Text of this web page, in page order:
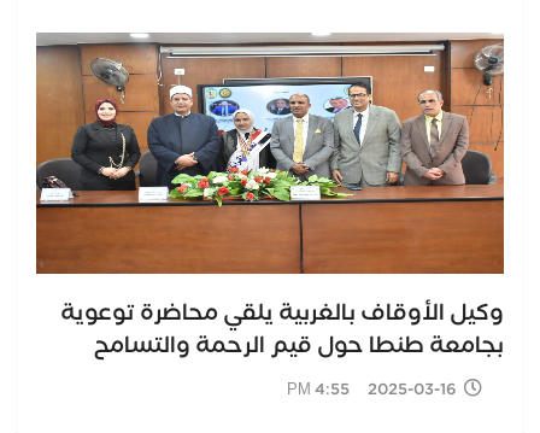
وكيل الأوقاف بالغربية يلقي محاضرة توعوية
بجامعة طنطا حول قيم الرحمة والتسامح
2025-03-16 4:55 PM